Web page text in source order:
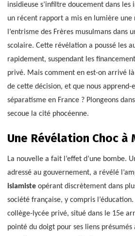
insidieuse s’infiltre doucement dans
un récent rapport a mis en lumière
l’entrisme des Frères musulmans dans
scolaire. Cette révélation a poussé les
rapidement, suspendant les
privé. Mais comment en est-on arrivé
de cette décision, et que nous
séparatisme en France ? Plongeons
secoue la cité phocéenne.
Une Révélation Choc à
La nouvelle a fait l’effet d’une bombe.
adressé au gouvernement, a révélé
islamiste opérant discrètement dans
société française, y compris
collège-lycée privé, situé dans le 15e
pointé du doigt pour ses liens présumés